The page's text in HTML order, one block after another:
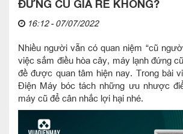
ĐỨNG CŨ GIÁ RẺ KHÔNG?
16:12 - 07/07/2022
Nhiều người vẫn có quan niệm “cũ
việc sắm điều hòa cây, máy lạnh đứng
đề được quan tâm hiện nay. Trong bài
Điện Máy bóc tách những ưu nhược
máy cũ để cân nhắc lợi hại nhé.